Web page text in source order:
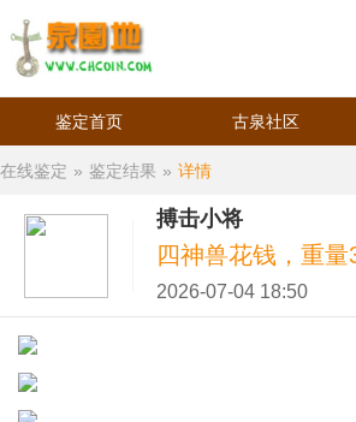
鉴定首页 古泉社区
在线鉴定 » 鉴定结果 » 详情
搏击小将
四神兽花钱，重
2026-07-04 18:50